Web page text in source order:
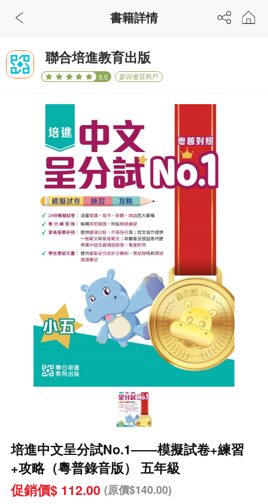
聯合培進教育出版
5.0 參與優質商戶
培進中文呈分試No.1――模擬試卷+練習
+攻略（粵普錄音版） 五年級
促銷價$ 112.00 (原價$140.00)
書籍詳情